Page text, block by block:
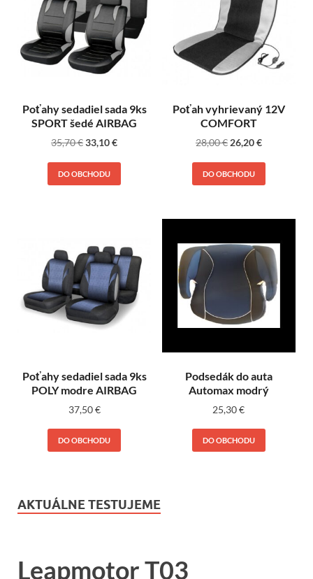
Poťahy sedadiel sada 9ks
SPORT šedé AIRBAG
35,70€33,10€
DO OBCHODU
Poťah vyhrievaný 12V
COMFORT
28,00€ 26,20€
DO OBCHODU
Poťahy sedadiel sada 9ks
POLY modre AIRBAG
37,50€
DO OBCHODU
Podsedák do auta
Automax modrý
25,30€
DO OBCHODU
AKTUÁLNE TESTUJEME
Leapmotor T03